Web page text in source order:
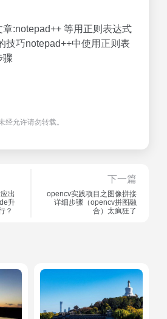
:notepad++ 等用正则表达式
技巧notepad++中使用正则表
骤
经允许请勿转载。
出
升
？
下一篇
opencv实践项目之图像拼接
详细步骤（opencv拼图融
合）太疯狂了